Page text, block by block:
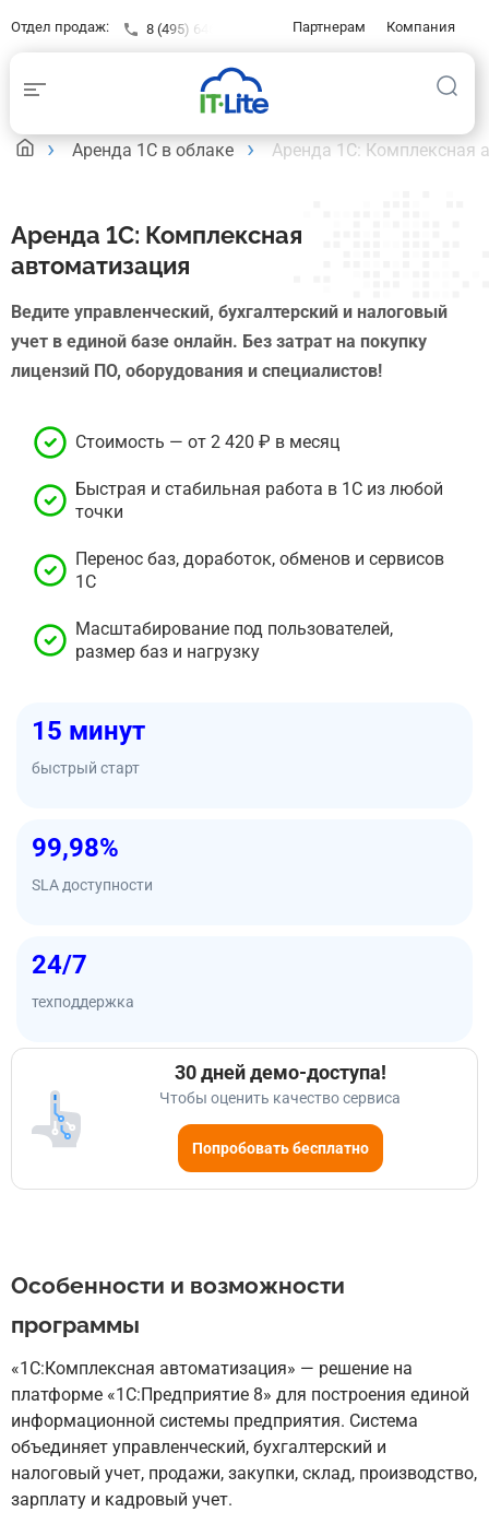
Отдел продаж: 8 (495) 646-23-16 Партнерам
Компания
Аренда 1С в облаке Аренда 1С: Комплексная
Аренда 1С: Комплексная
автоматизация
Ведите управленческий, бухгалтерский и налоговый
учет в единой базе онлайн. Без затрат на покупку
лицензий ПО, оборудования и специалистов!
Стоимость — от 2 420 ₽ в месяц
Быстрая и стабильная работа в 1С из любой
точки
Перенос баз, доработок, обменов и сервисов
1С
Масштабирование под пользователей,
размер баз и нагрузку
15 минут
быстрый старт
99,98%
SLA доступности
24/7
техподдержка
30 дней демо-доступа!
Чтобы оценить качество сервиса
Попробовать бесплатно
Особенности и возможности
программы
«1С:Комплексная автоматизация» — решение на
платформе «1С:Предприятие 8» для построения единой
информационной системы предприятия. Система
объединяет управленческий, бухгалтерский и
налоговый учет, продажи, закупки, склад, производство,
зарплату и кадровый учет.